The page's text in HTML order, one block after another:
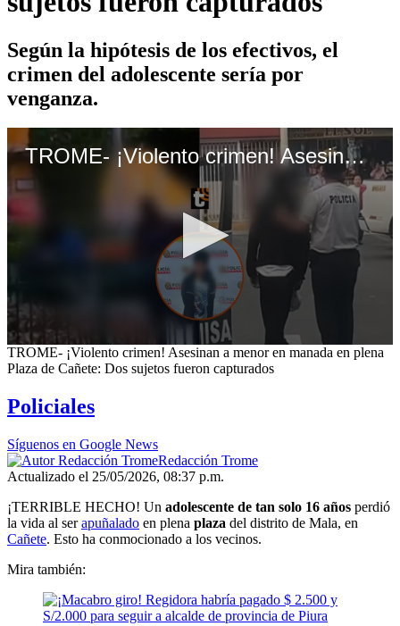
Según la hipótesis de los efectivos, el
crimen del adolescente sería por
venganza.
TROME- ¡Violento crimen! Asesinan a menor en manada en plena Plaza de Cañete: Dos sujetos fueron capturados
0
seconds
minute,
0
TROME- ¡Violento crimen! Asesinan a menor en manada en plena
Plaza de Cañete: Dos sujetos fueron capturados
Policiales
Síguenos en Google News
Redacción Trome
Actualizado el 25/05/2026, 08:37 p.m.
¡TERRIBLE HECHO! Un adolescente de tan solo 16 años perdió
la vida al serapuñalado en plena plaza del distrito de Mala, en
Cañete. Esto ha conmocionado a los vecinos.
Mira también: